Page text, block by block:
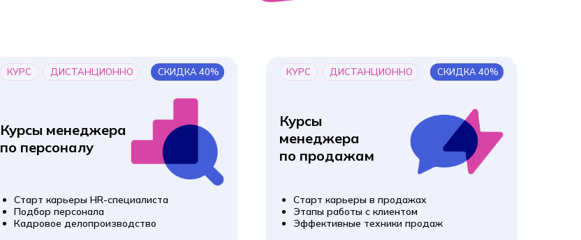
КУРС ДИСТАНЦИОННО СКИДКА 40%
Курсы менеджера
по персоналу
Старт карьеры HR-специалиста
Подбор персонала
Кадровое делопроизводство
КУРС ДИСТАНЦИОННО СКИДКА 40%
Курсы
менеджера
по продажам
Старт карьеры в продажах
Этапы работы с клиентом
Эффективные техники продаж